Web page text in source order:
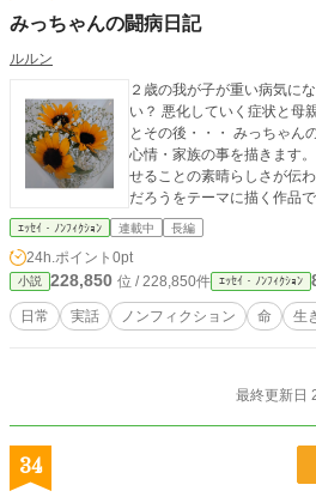
みっちゃんの闘病日記
ルルン
２歳の我が子が重い病気に
い？ 悪化していく症状と母
とその後・・・ みっちゃんの頑張った記録と母親である私の
心情・家族の事を描きます。 命の大切さ、尊さ、元気に過ご
せることの素晴らしさが伝
だろうをテーマに描く作品で
ｴｯｾｲ・ﾉﾝﾌｨｸｼｮﾝ 連載中 長編
24h.ポイント 0pt
小説 228,850 位 / 228,850件 ｴｯｾｲ・ﾉﾝﾌｨｸｼｮﾝ
日常 実話 ノンフィクション 命 生
最終更新日
34